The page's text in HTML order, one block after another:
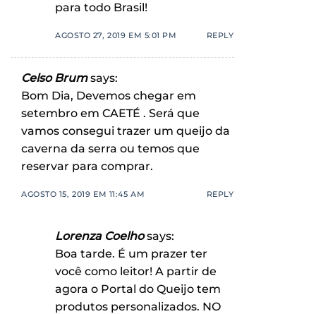
para todo Brasil!
AGOSTO 27, 2019 EM 5:01 PM REPLY
Celso Brum says:
Bom Dia, Devemos chegar em
setembro em CAETÉ . Será que
vamos consegui trazer um queijo da
caverna da serra ou temos que
reservar para comprar.
AGOSTO 15, 2019 EM 11:45 AM REPLY
Lorenza Coelho says:
Boa tarde. É um prazer ter
você como leitor! A partir de
agora o Portal do Queijo tem
produtos personalizados. NO